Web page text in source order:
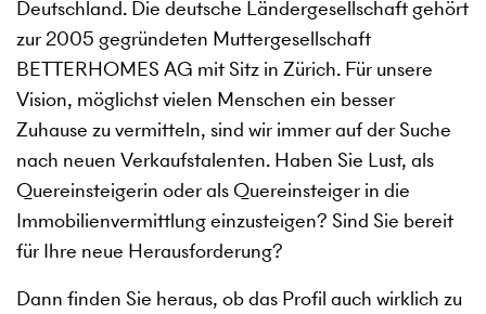
Deutschland. Die deutsche Ländergesellschaft gehört
zur 2005 gegründeten Muttergesellschaft
BETTERHOMES AG mit Sitz in Zürich. Für unsere
Vision, möglichst vielen Menschen ein besser
Zuhause zu vermitteln, sind wir immer auf der Suche
nach neuen Verkaufstalenten. Haben Sie Lust, als
Quereinsteigerin oder als Quereinsteiger in die
Immobilienvermittlung einzusteigen? Sind Sie bereit
für Ihre neue Herausforderung?
Dann finden Sie heraus, ob das Profil auch wirklich zu